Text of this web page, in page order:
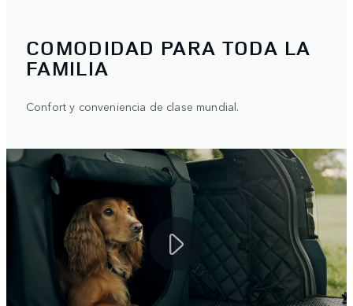
COMODIDAD PARA TODA LA
FAMILIA
Confort y conveniencia de clase mundial.